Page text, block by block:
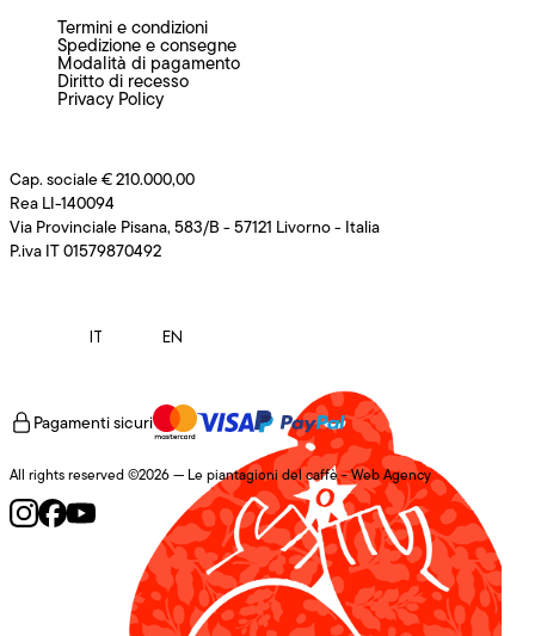
Cap. sociale € 210.000,00
Rea LI-140094
Via Provinciale Pisana, 583/B - 57121 Livorno - Italia
P.iva IT 01579870492
IT EN
Pagamenti sicuri
All rights reserved ©2026 — Le piantagioni del caffè -Web Agency
Termini e condizioni
Spedizione e consegne
Modalità di pagamento
Diritto di recesso
Privacy Policy